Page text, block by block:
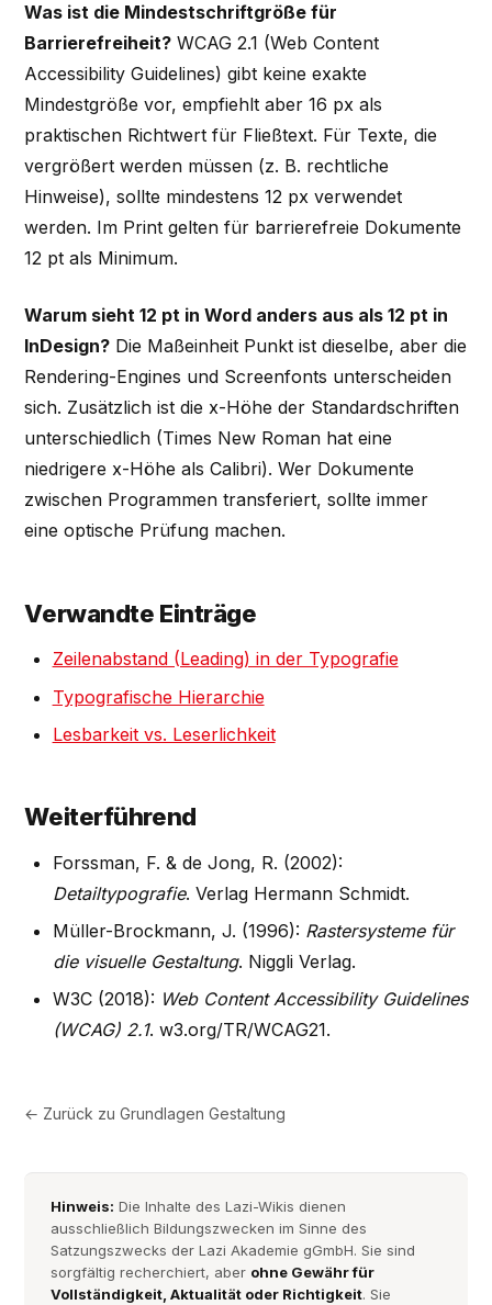
Was ist die Mindestschriftgröße für
Barrierefreiheit? WCAG 2.1 (Web Content
Accessibility Guidelines) gibt keine exakte
Mindestgröße vor, empfiehlt aber 16 px als
praktischen Richtwert für Fließtext. Für Texte, die
vergrößert werden müssen (z. B. rechtliche
Hinweise), sollte mindestens 12 px verwendet
werden. Im Print gelten für barrierefreie Dokumente
12 pt als Minimum.
Warum sieht 12 pt in Word anders aus als 12 pt in
InDesign? Die Maßeinheit Punkt ist dieselbe, aber die
Rendering-Engines und Screenfonts unterscheiden
sich. Zusätzlich ist die x-Höhe der Standardschriften
unterschiedlich (Times New Roman hat eine
niedrigere x-Höhe als Calibri). Wer Dokumente
zwischen Programmen transferiert, sollte immer
eine optische Prüfung machen.
Verwandte Einträge
Zeilenabstand (Leading) in der Typografie
Typografische Hierarchie
Lesbarkeit vs. Leserlichkeit
Weiterführend
Forssman, F. & de Jong, R. (2002):
Detailtypografie. Verlag Hermann Schmidt.
Müller-Brockmann, J. (1996): Rastersysteme für
die visuelle Gestaltung. Niggli Verlag.
W3C (2018): Web Content Accessibility Guidelines
(WCAG) 2.1. w3.org/TR/WCAG21.
← Zurück zuGrundlagen Gestaltung
Hinweis: Die Inhalte des Lazi-Wikis dienen
ausschließlich Bildungszwecken im Sinne des
Satzungszwecks der Lazi Akademie gGmbH. Sie sind
sorgfältig recherchiert, aber ohne Gewähr für
Vollständigkeit, Aktualität oder Richtigkeit. Sie